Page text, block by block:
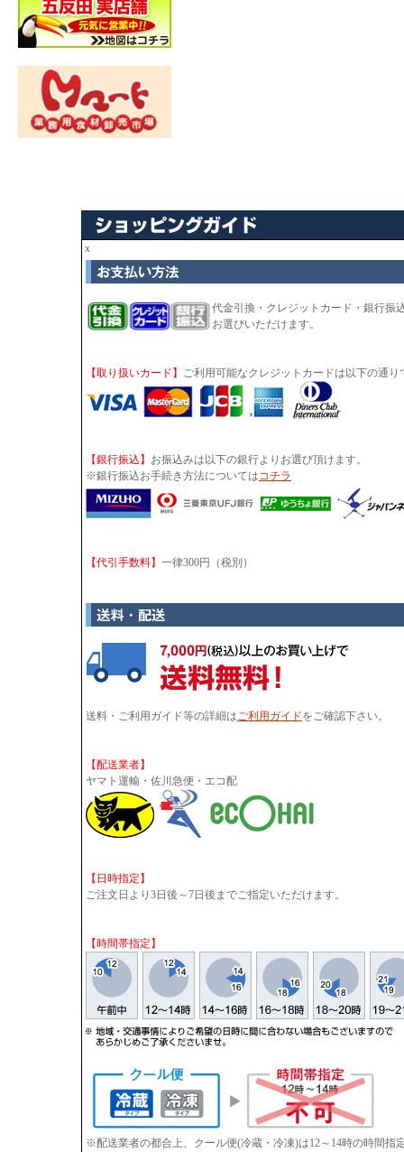
ｘ
代金引換・クレジットカード・銀行振
お選びいただけます。
【取り扱いカード】 ご利用可能なクレジットカードは以下の通り
【銀行振込】 お振込みは以下の銀行よりお選び頂けます。
※銀行振込お手続き方法についてはコチラ
【代引手数料】 一律300円（税別）
送料・ご利用ガイド等の詳細はご利用ガイドをご確認下さい。
【配送業者】
ヤマト運輸・佐川急便・エコ配
【日時指定】
ご注文日より3日後～7日後までご指定いただけます。
【時間帯指定】
※配送業者の都合上、クール便(冷蔵・冷凍)は12～14時の時間